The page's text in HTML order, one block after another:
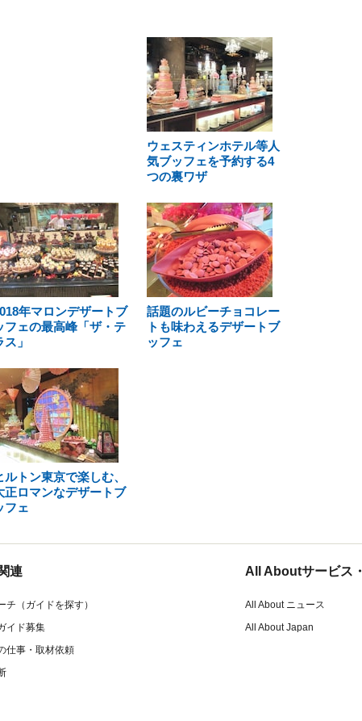
ウェスティンホテル等人
気ブッフェを予約する4
つの裏ワザ
年マロンデザートブ
フェの最高峰「ザ・テ
ス」
話題のルビーチョコレー
トも味わえるデザートブ
ッフェ
ルトン東京で楽しむ、
正ロマンなデザートブ
フェ
連
チ（ガイドを探す）
イド募集
仕事・取材依頼
All Aboutサービス
All About ニュース
All About Japan